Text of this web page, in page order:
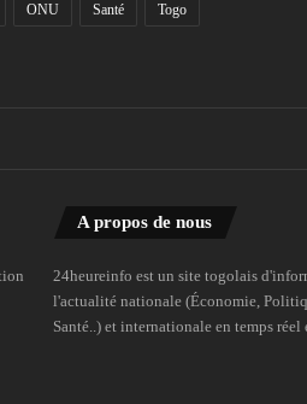
ONU Santé Togo
A propos de nous
24heureinfo est un site togolais
l'actualité nationale (Économie,
Santé..) et internationale en temps